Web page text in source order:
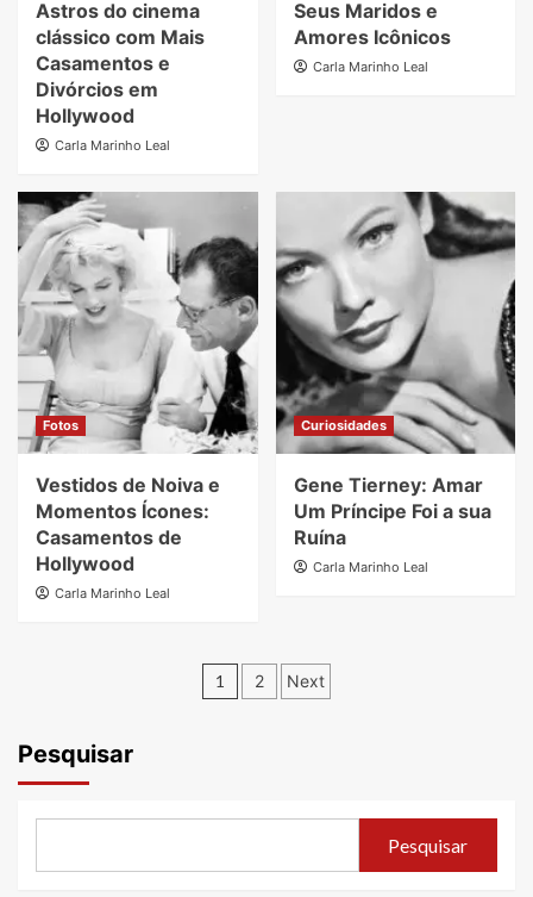
Astros do cinema
clássico com Mais
Casamentos e
Divórcios em
Hollywood
Carla Marinho Leal
Seus Maridos e
Amores Icônicos
Carla Marinho Leal
Fotos
Vestidos de Noiva e
Momentos Ícones:
Casamentos de
Hollywood
Carla Marinho Leal
Curiosidades
Gene Tierney: Amar
Um Príncipe Foi a sua
Ruína
Carla Marinho Leal
Paginação
1 2 Next
Pesquisar
Pesquisar